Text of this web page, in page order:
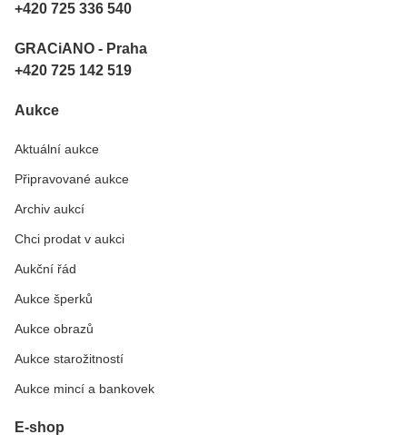
+420 725 336 540
GRACiANO - Praha
+420 725 142 519
Aukce
Aktuální aukce
Připravované aukce
Archiv aukcí
Chci prodat v aukci
Aukční řád
Aukce šperků
Aukce obrazů
Aukce starožitností
Aukce mincí a bankovek
E-shop